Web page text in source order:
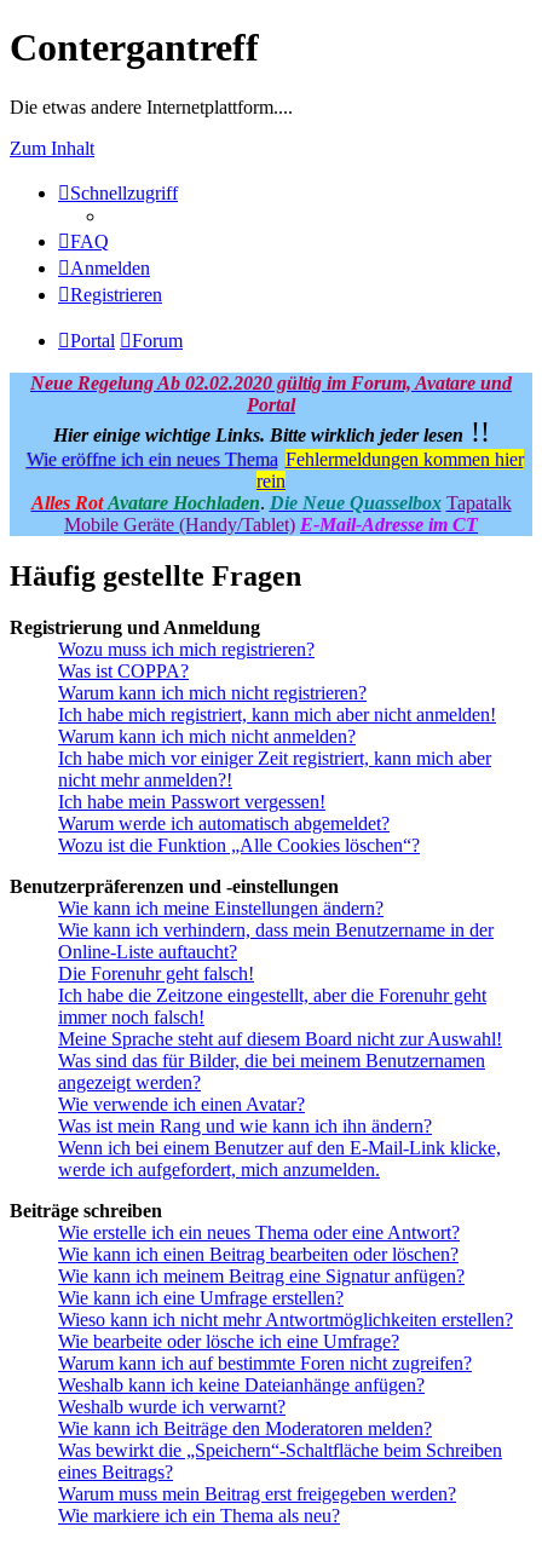
Contergantreff
Die etwas andere Internetplattform....
Zum Inhalt
Schnellzugriff
FAQ
Anmelden
Registrieren
Portal Forum
Neue Regelung Ab 02.02.2020 gültig im Forum, Avatare und
Portal
Hier einige wichtige Links. Bitte wirklich jeder lesen !!
Wie eröffne ich ein neues Thema Fehlermeldungen kommen hier
rein
Alles Rot Avatare Hochladen. Die Neue Quasselbox Tapatalk
Mobile Geräte (Handy/Tablet) E-Mail-Adresse im CT
Häufig gestellte Fragen
Registrierung und Anmeldung
Wozu muss ich mich registrieren?
Was ist COPPA?
Warum kann ich mich nicht registrieren?
Ich habe mich registriert, kann mich aber nicht anmelden!
Warum kann ich mich nicht anmelden?
Ich habe mich vor einiger Zeit registriert, kann mich aber
nicht mehr anmelden?!
Ich habe mein Passwort vergessen!
Warum werde ich automatisch abgemeldet?
Wozu ist die Funktion „Alle Cookies löschen“?
Benutzerpräferenzen und -einstellungen
Wie kann ich meine Einstellungen ändern?
Wie kann ich verhindern, dass mein Benutzername in der
Online-Liste auftaucht?
Die Forenuhr geht falsch!
Ich habe die Zeitzone eingestellt, aber die Forenuhr geht
immer noch falsch!
Meine Sprache steht auf diesem Board nicht zur Auswahl!
Was sind das für Bilder, die bei meinem Benutzernamen
angezeigt werden?
Wie verwende ich einen Avatar?
Was ist mein Rang und wie kann ich ihn ändern?
Wenn ich bei einem Benutzer auf den E-Mail-Link klicke,
werde ich aufgefordert, mich anzumelden.
Beiträge schreiben
Wie erstelle ich ein neues Thema oder eine Antwort?
Wie kann ich einen Beitrag bearbeiten oder löschen?
Wie kann ich meinem Beitrag eine Signatur anfügen?
Wie kann ich eine Umfrage erstellen?
Wieso kann ich nicht mehr Antwortmöglichkeiten erstellen?
Wie bearbeite oder lösche ich eine Umfrage?
Warum kann ich auf bestimmte Foren nicht zugreifen?
Weshalb kann ich keine Dateianhänge anfügen?
Weshalb wurde ich verwarnt?
Wie kann ich Beiträge den Moderatoren melden?
Was bewirkt die „Speichern“-Schaltfläche beim Schreiben
eines Beitrags?
Warum muss mein Beitrag erst freigegeben werden?
Wie markiere ich ein Thema als neu?